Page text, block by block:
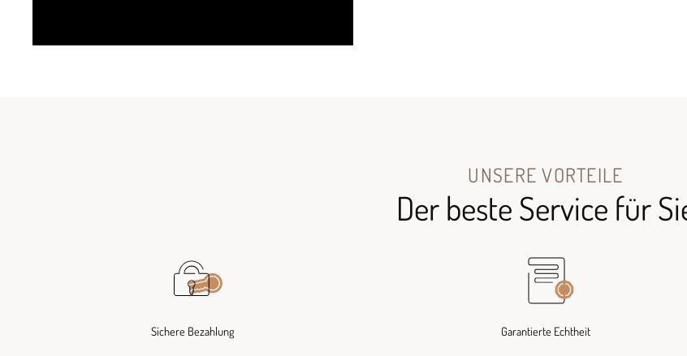
UNSERE VORTEILE
Der beste Service für
Sichere Bezahlung Garantierte Echtheit